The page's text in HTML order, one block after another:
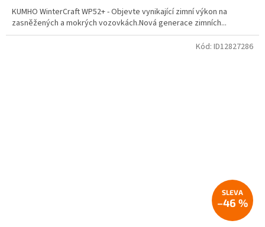
KUMHO WinterCraft WP52+ - Objevte vynikající zimní výkon na
zasněžených a mokrých vozovkách.Nová generace zimních...
–46 %
Kód: ID12827286